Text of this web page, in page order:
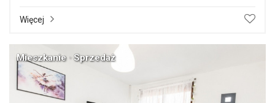
Więcej
Mieszkanie · Sprzedaż